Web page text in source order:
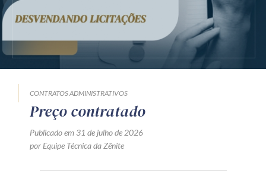
CONTRATOS ADMINISTRATIVOS
Preço contratado
Publicado em 31 de julho de 2026
por Equipe Técnica da Zênite